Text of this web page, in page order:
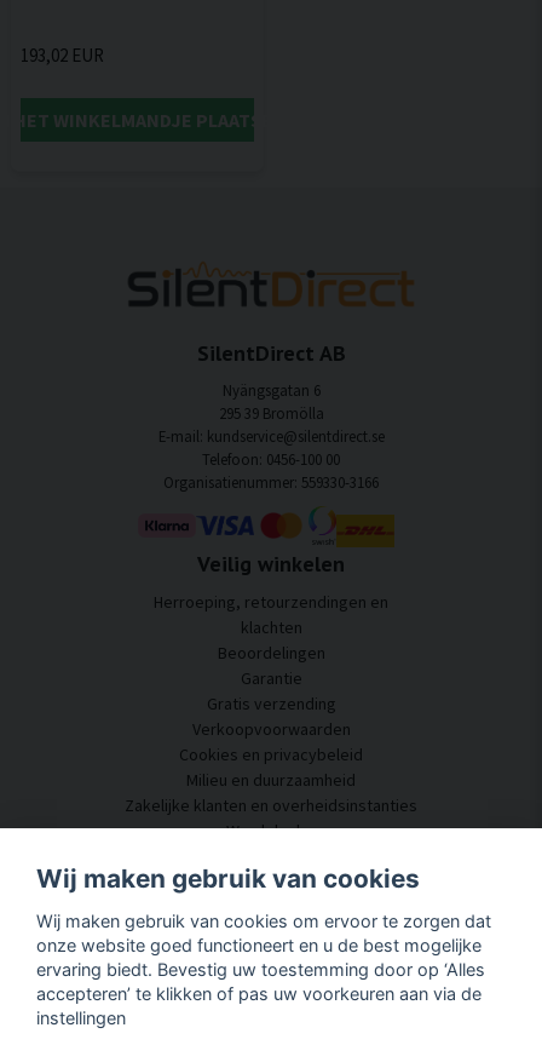
193,02 EUR
HET WINKELMANDJE PLAATSEN
SilentDirect AB
Nyängsgatan 6
295 39 Bromölla
E-mail: kundservice@silentdirect.se
Telefoon: 0456-100 00
Organisatienummer: 559330-3166
Veilig winkelen
Herroeping, retourzendingen en
klachten
Beoordelingen
Garantie
Gratis verzending
Verkoopvoorwaarden
Cookies en privacybeleid
Milieu en duurzaamheid
Zakelijke klanten en overheidsinstanties
Word dealer
Klantenservice
Neem contact met ons op
Akoestisch advies
Montage en installatie
Vragen en antwoorden
Wij maken gebruik van cookies
Wij maken gebruik van cookies om ervoor te zorgen dat
onze website goed functioneert en u de best mogelijke
ervaring biedt. Bevestig uw toestemming door op ‘Alles
accepteren’ te klikken of pas uw voorkeuren aan via de
instellingen